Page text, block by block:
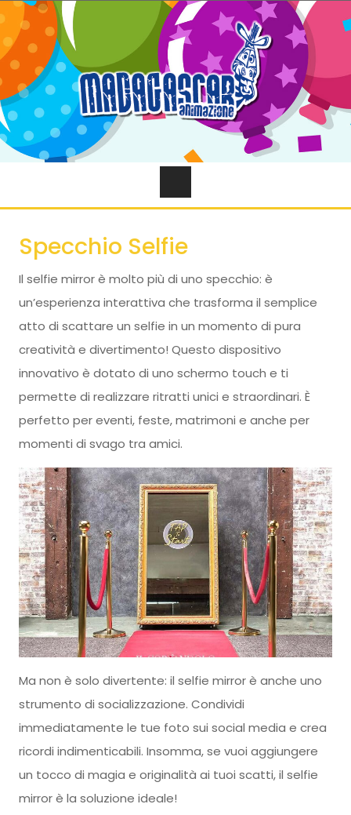
Specchio Selfie
Il selfie mirror è molto più di uno specchio: è
un’esperienza interattiva che trasforma il semplice
atto di scattare un selfie in un momento di pura
creatività e divertimento! Questo dispositivo
innovativo è dotato di uno schermo touch e ti
permette di realizzare ritratti unici e straordinari. È
perfetto per eventi, feste, matrimoni e anche per
momenti di svago tra amici.
Ma non è solo divertente: il selfie mirror è anche uno
strumento di socializzazione. Condividi
immediatamente le tue foto sui social media e crea
ricordi indimenticabili. Insomma, se vuoi aggiungere
un tocco di magia e originalità ai tuoi scatti, il selfie
mirror è la soluzione ideale!